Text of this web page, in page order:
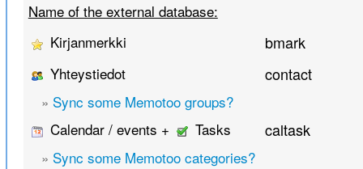
Name of the external database:
Kirjanmerkki
bmark
Yhteystiedot contact
» Sync some Memotoo groups?
Calendar / events +
Tasks caltask
» Sync some Memotoo categories?